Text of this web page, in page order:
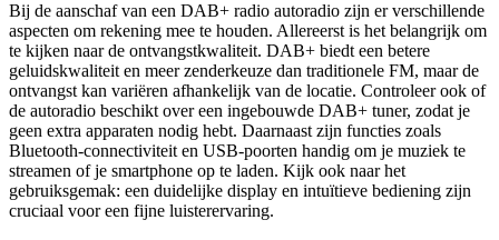
Bij de aanschaf van een DAB+ radio autoradio zijn er verschillende
aspecten om rekening mee te houden. Allereerst is het belangrijk om
te kijken naar de ontvangstkwaliteit. DAB+ biedt een betere
geluidskwaliteit en meer zenderkeuze dan traditionele FM, maar de
ontvangst kan variëren afhankelijk van de locatie. Controleer ook of
de autoradio beschikt over een ingebouwde DAB+ tuner, zodat je
geen extra apparaten nodig hebt. Daarnaast zijn functies zoals
Bluetooth-connectiviteit en USB-poorten handig om je muziek te
streamen of je smartphone op te laden. Kijk ook naar het
gebruiksgemak: een duidelijke display en intuïtieve bediening zijn
cruciaal voor een fijne luisterervaring.